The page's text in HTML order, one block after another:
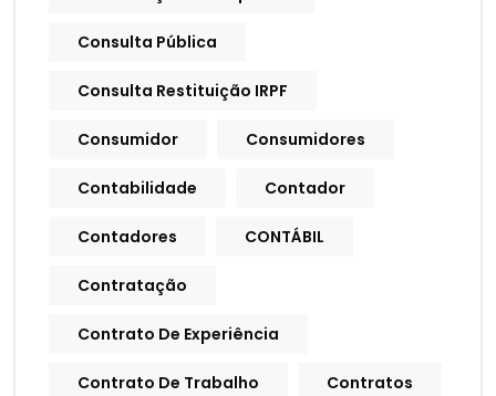
Consulta Pública
Consulta Restituição IRPF
Consumidor Consumidores
Contabilidade Contador
Contadores CONTÁBIL
Contratação
Contrato De Experiência
Contrato De Trabalho Contratos